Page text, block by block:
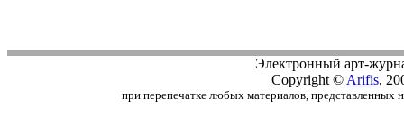
Электронный арт-
Copyright © Arifis,
при перепечатке любых материалов, представленных